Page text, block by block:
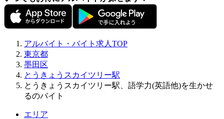
アルバイト・バイト求人TOP
東京都
墨田区
とうきょうスカイツリー駅
とうきょうスカイツリー駅、語学力(英語他)を生かせ
るのバイト
エリア